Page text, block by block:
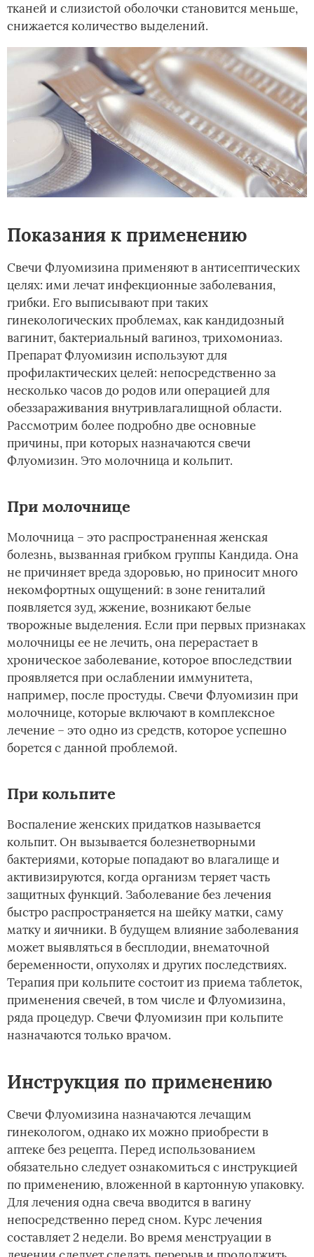
тканей и слизистой оболочки становится меньше,
снижается количество выделений.
Показания к применению
Свечи Флуомизина применяют в антисептических
целях: ими лечат инфекционные заболевания,
грибки. Его выписывают при таких
гинекологических проблемах, как кандидозный
вагинит, бактериальный вагиноз, трихомониаз.
Препарат Флуомизин используют для
профилактических целей: непосредственно за
несколько часов до родов или операцией для
обеззараживания внутривлагалищной области.
Рассмотрим более подробно две основные
причины, при которых назначаются свечи
Флуомизин. Это молочница и кольпит.
При молочнице
Молочница – это распространенная женская
болезнь, вызванная грибком группы Кандида. Она
не причиняет вреда здоровью, но приносит много
некомфортных ощущений: в зоне гениталий
появляется зуд, жжение, возникают белые
творожные выделения. Если при первых признаках
молочницы ее не лечить, она перерастает в
хроническое заболевание, которое впоследствии
проявляется при ослаблении иммунитета,
например, после простуды. Свечи Флуомизин при
молочнице, которые включают в комплексное
лечение – это одно из средств, которое успешно
борется с данной проблемой.
При кольпите
Воспаление женских придатков называется
кольпит. Он вызывается болезнетворными
бактериями, которые попадают во влагалище и
активизируются, когда организм теряет часть
защитных функций. Заболевание без лечения
быстро распространяется на шейку матки, саму
матку и яичники. В будущем влияние заболевания
может выявляться в бесплодии, внематочной
беременности, опухолях и других последствиях.
Терапия при кольпите состоит из приема таблеток,
применения свечей, в том числе и Флуомизина,
ряда процедур. Свечи Флуомизин при кольпите
назначаются только врачом.
Инструкция по применению
Свечи Флуомизина назначаются лечащим
гинекологом, однако их можно приобрести в
аптеке без рецепта. Перед использованием
обязательно следует ознакомиться с инструкцией
по применению, вложенной в картонную упаковку.
Для лечения одна свеча вводится в вагину
непосредственно перед сном. Курс лечения
составляет 2 недели. Во время менструации в